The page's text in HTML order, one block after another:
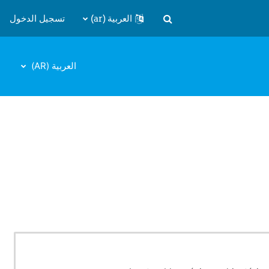
تبديل إدخال البحث
العربية ‎(ar)‎ تسجيل الدخول
العربية ‎(AR)‎